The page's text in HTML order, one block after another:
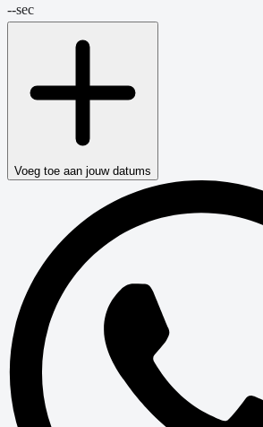
--sec
Voeg toe aan jouw datums